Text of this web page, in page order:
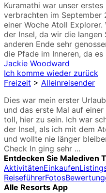
Kuramathi war unser
verbrachten im September
einer Woche Atoll
der Insel, da wir die langen
anderen Ende sehr
die Pfade im Inneren, da es
Jackie Woodward
Ich komme wieder zurück
Freizeit > Alleinreisender
Dies war mein erster
und das erste Mal auf
toll, hier zu sein. Ich war
der Insel, als ich mit dem
und wollte nie länger
Check In ging sehr ...
Entdecken Sie Malediven
AktivitätenEinkaufen
ReiseführerFotos
Alle Resorts App